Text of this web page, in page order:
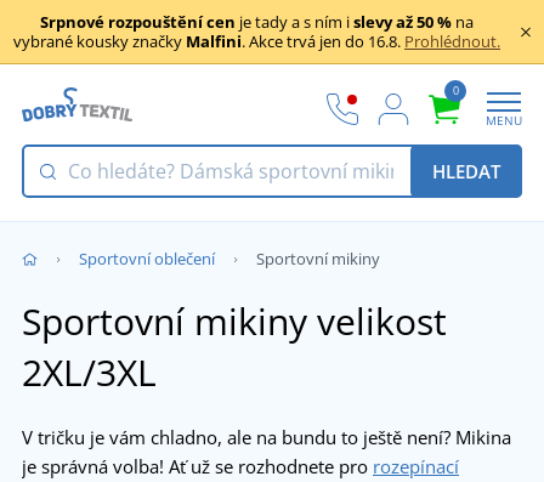
Srpnové rozpouštění cen je tady a s ním islevy až 50 % na
vybrané kousky značky Malfini. Akce trvá jen do 16.8. Prohlédnout.
0
MENU
HLEDAT
Sportovní oblečení Sportovní mikiny
Sportovní mikiny velikost
2XL/3XL
V tričku je vám chladno, ale na bundu to ještě není? Mikina
je správná volba! Ať už se rozhodnete pro rozepínací